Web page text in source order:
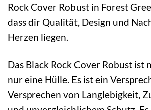
Rock Cover Robust in Forest
dass dir Qualität, Design und
Herzen liegen.
Das Black Rock Cover Robust ist
nur eine Hülle. Es ist ein
Versprechen von Langlebigkeit,